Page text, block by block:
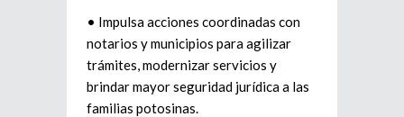
• Impulsa acciones coordinadas con
notarios y municipios para agilizar
trámites, modernizar servicios y
brindar mayor seguridad jurídica a las
familias potosinas.